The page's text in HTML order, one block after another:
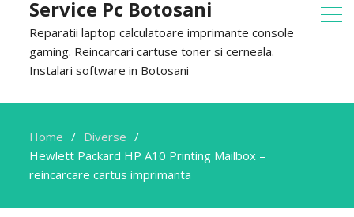
Service Pc Botosani
Reparatii laptop calculatoare imprimante console
gaming. Reincarcari cartuse toner si cerneala.
Instalari software in Botosani
Home
Diverse
Hewlett Packard HP A10 Printing Mailbox –
reincarcare cartus imprimanta